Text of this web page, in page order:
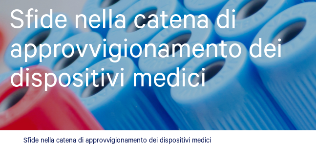
Sfide nella catena di
approvvigionamento dei
dispositivi medici
Sfide nella catena di approvvigionamento dei dispositivi medici